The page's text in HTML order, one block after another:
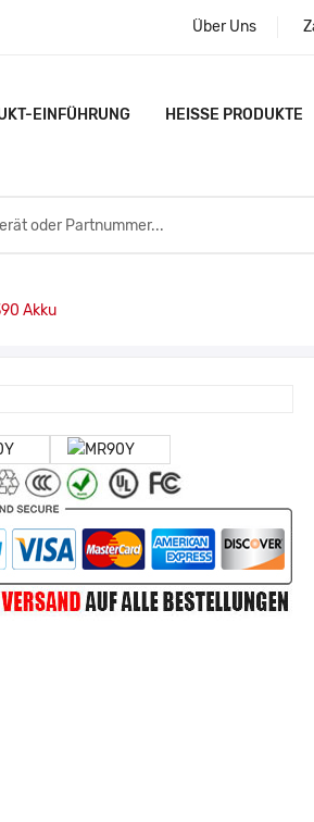
Über Uns
EINFÜHRUNG HEISSE PRODUKTE
Akku